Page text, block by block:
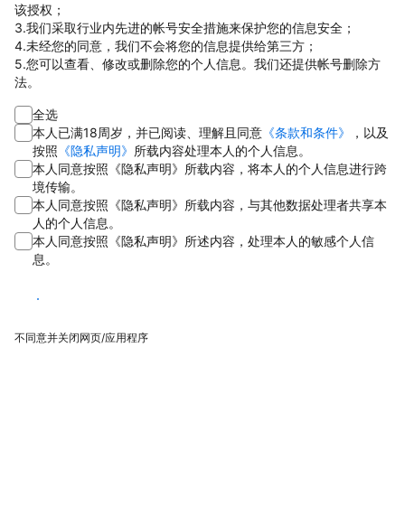
该授权；
3.我们采取行业内先进的帐号安全措施来保护您的信息安全；
4.未经您的同意，我们不会将您的信息提供给第三方；
5.您可以查看、修改或删除您的个人信息。我们还提供帐号删除方
法。
全选
本人已满18周岁，并已阅读、理解且同意 《条款和条件》
，以及
按照 《隐私声明》 所载内容处理本人的个人信息。
本人同意按照《隐私声明》所载内容，将本人的个人信息进行跨
境传输。
本人同意按照《隐私声明》所载内容，与其他数据处理者共享本
人的个人信息。
本人同意按照《隐私声明》所述内容，处理本人的敏感个人信
息。
同意
不同意并关闭网页/应用程序